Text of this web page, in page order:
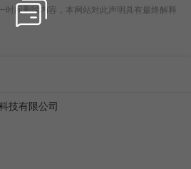
制造光学镜片、透明容器等。例
材质，既保证清晰视野，又轻便
倍，可用于制造安全防护用品，
性好：热变形温度较高，一般在
时间删除内容，本网站对此声明具有最终解释
技有限公司